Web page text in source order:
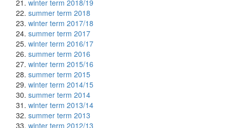
winter term 2018/19
summer term 2018
winter term 2017/18
summer term 2017
winter term 2016/17
summer term 2016
winter term 2015/16
summer term 2015
winter term 2014/15
summer term 2014
winter term 2013/14
summer term 2013
winter term 2012/13